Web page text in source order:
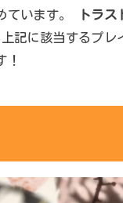
ています。
トラ
上記に該当するプレ
！